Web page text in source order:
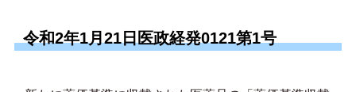
令和2年1月21日医政経発0121第1号